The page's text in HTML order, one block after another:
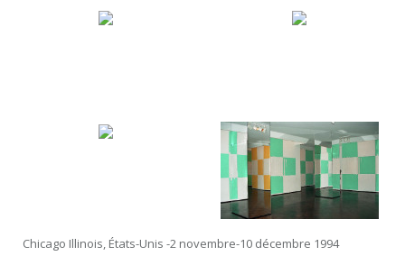
Chicago Illinois, États-Unis -2 novembre-10 décembre 1994